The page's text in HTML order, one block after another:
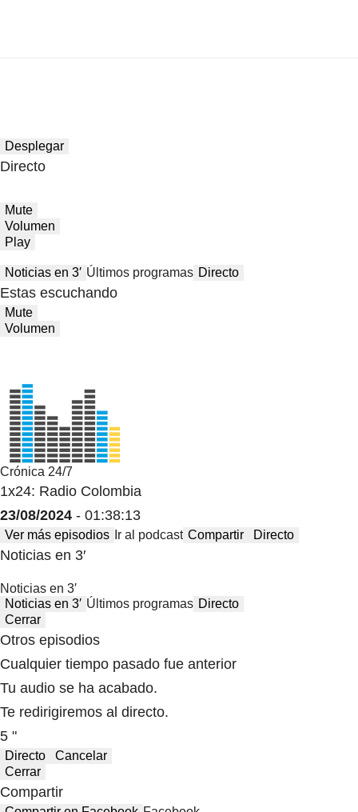
Desplegar
Directo
Mute
Volumen
Play
Noticias en 3′ Últimos programas Directo
Estas escuchando
Mute
Volumen
Crónica 24/7
1x24: Radio Colombia
23/08/2024 - 01:38:13
Ver más episodios Ir al podcast Compartir Directo
Noticias en 3′
Noticias en 3′
Noticias en 3′ Últimos programas Directo
Cerrar
Otros episodios
Cualquier tiempo pasado fue anterior
Tu audio se ha acabado.
Te redirigiremos al directo.
5 "
Directo
Cancelar
Cerrar
Compartir